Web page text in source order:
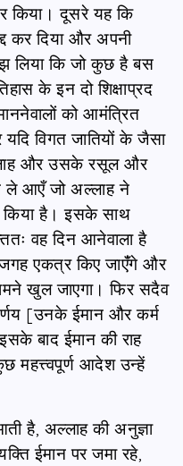
किया। दूसरे यह कि
कर दिया और अपनी
लिया कि जो कुछ है बस
के इन दो शिक्षाप्रद
को आमंत्रित
विगत जातियों के जैसा
और उसके रसूल और
ले आएँ जो अल्लाह ने
है। इसके साथ
वह दिन आनेवाला है
एकत्र किए जाएंँगे और
खुल जाएगा। फिर सदैव
[उनके ईमान और कर्म
बाद ईमान की राह
महत्त्वपूर्ण आदेश उन्हें
है, अल्लाह की अनुज्ञा
ईमान पर जमा रहे,